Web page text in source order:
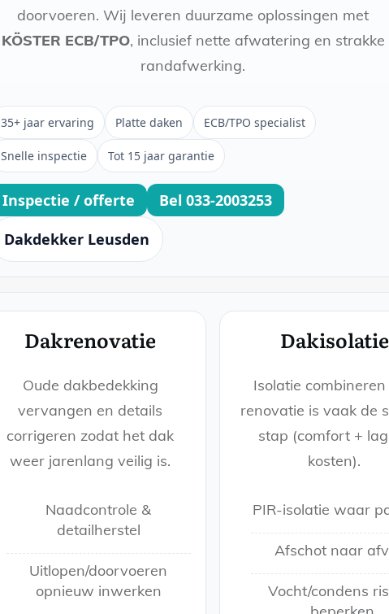
doorvoeren. Wij leveren duurzame oplossingen met
KÖSTER ECB/TPO, inclusief nette afwatering en strakke
randafwerking.
35+ jaar ervaring Platte daken ECB/TPO specialist
Snelle inspectie Tot 15 jaar garantie
Inspectie / offerte
Bel 033-2003253
Dakdekker Leusden
Dakrenovatie
Oude dakbedekking
vervangen en details
corrigeren zodat het dak
weer jarenlang veilig is.
Naadcontrole &
detailherstel
Uitlopen/doorvoeren
opnieuw inwerken
Dakisolatie
Isolatie
renovatie is vaak de
stap (comfort +
kosten).
PIR-isolatie waar
Afschot naar
Vocht/condens